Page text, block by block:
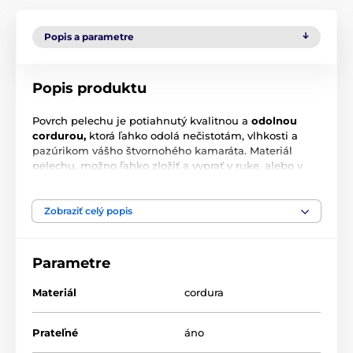
Popis a parametre
Popis produktu
Povrch pelechu je potiahnutý kvalitnou a odolnou
cordurou, ktorá ľahko odolá nečistotám, vlhkosti a
pazúrikom vášho štvornohého kamaráta. Materiál
pelechu, možno ľahko zložiť a vyprať v ruke, alebo v
miesto pre odpočinok a leňošenie.
Zobraziť celý popis
Parametre
Materiál cordura
Prateľné áno